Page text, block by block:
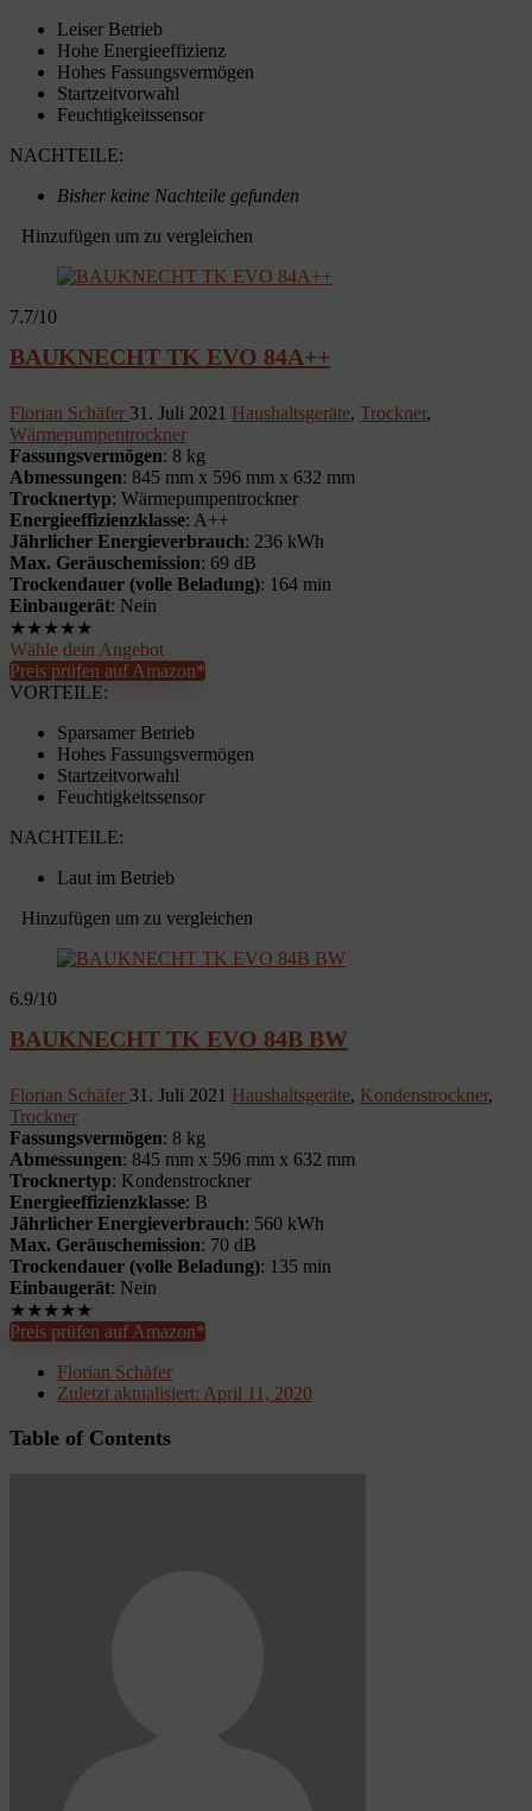
Leiser Betrieb
Hohe Energieeffizienz
Hohes Fassungsvermögen
Startzeitvorwahl
Feuchtigkeitssensor
NACHTEILE:
Bisher keine Nachteile gefunden
Hinzufügen um zu vergleichen
7.7/10
BAUKNECHT TK EVO 84A++
Florian Schäfer 31. Juli 2021 Haushaltsgeräte, Trockner,
Wärmepumpentrockner
Fassungsvermögen: 8 kg
Abmessungen: 845 mm x 596 mm x 632 mm
Trocknertyp: Wärmepumpentrockner
Energieeffizienzklasse: A++
Jährlicher Energieverbrauch: 236 kWh
Max. Geräuschemission: 69 dB
Trockendauer (volle Beladung): 164 min
Einbaugerät: Nein
★★★★★
Wähle dein Angebot
Preis prüfen auf Amazon*
VORTEILE:
Sparsamer Betrieb
Hohes Fassungsvermögen
Startzeitvorwahl
Feuchtigkeitssensor
NACHTEILE:
Laut im Betrieb
Hinzufügen um zu vergleichen
6.9/10
BAUKNECHT TK EVO 84B BW
Florian Schäfer 31. Juli 2021 Haushaltsgeräte, Kondenstrockner,
Trockner
Fassungsvermögen: 8 kg
Abmessungen: 845 mm x 596 mm x 632 mm
Trocknertyp: Kondenstrockner
Energieeffizienzklasse: B
Jährlicher Energieverbrauch: 560 kWh
Max. Geräuschemission: 70 dB
Trockendauer (volle Beladung): 135 min
Einbaugerät: Nein
★★★★★
Preis prüfen auf Amazon*
Florian Schäfer
Zuletzt aktualisiert: April 11, 2020
Table of Contents